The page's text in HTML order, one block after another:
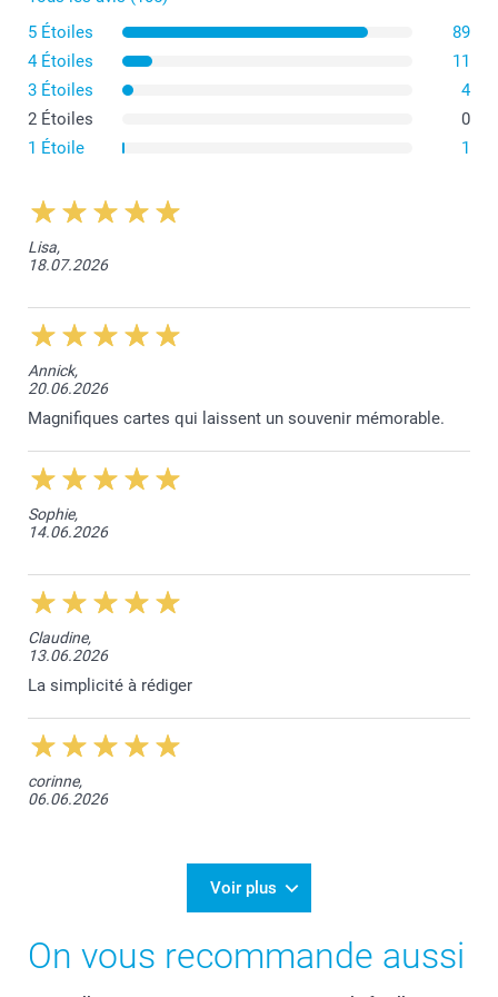
Blanc (prédéfini)
Rouge foncé
Lavande
Naturel
Enveloppes en papier 160 g
Enveloppes en papier scintillant 120 g
Argenté scintillant
Bleu scintillant
Doré scintillant
Toutes les enveloppes sont munies d'un rabat pointu
30+ 0,70
5 Étoiles
89
4 Étoiles
11
3 Étoiles
4
2 Étoiles
0
1 Étoile
1
Lisa,
18.07.2026
Annick,
20.06.2026
Magnifiques cartes qui laissent un souvenir mémorable.
Sophie,
14.06.2026
Claudine,
13.06.2026
La simplicité à rédiger
corinne,
06.06.2026
Voir plus
On vous recommande aussi